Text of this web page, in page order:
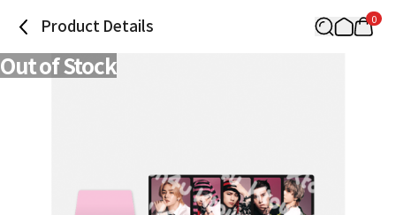
Product Details 0
Out of Stock